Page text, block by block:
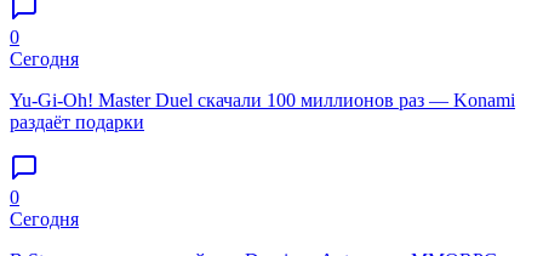
0
Сегодня
Yu-Gi-Oh! Master Duel скачали 100 миллионов раз — Konami
раздаёт подарки
0
Сегодня